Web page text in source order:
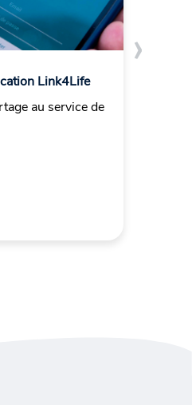
Link4Life
au service de
›